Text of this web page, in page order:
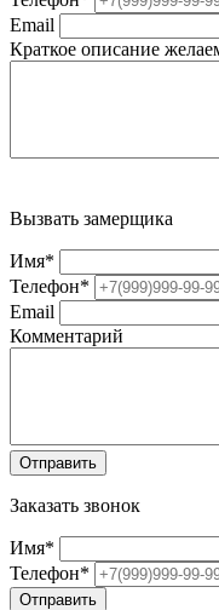
Email
Краткое описание
Вызвать замерщика
Имя*
Телефон*
Email
Комментарий
Заказать звонок
Имя*
Телефон*